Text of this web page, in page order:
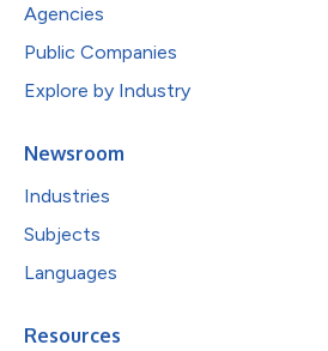
Agencies
Public Companies
Explore by Industry
Newsroom
Industries
Subjects
Languages
Resources